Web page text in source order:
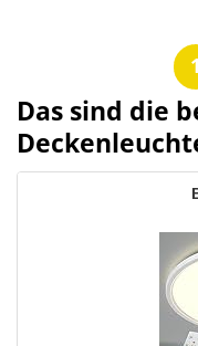
1
Das sind die